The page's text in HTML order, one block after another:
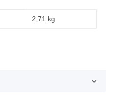
2,71 kg